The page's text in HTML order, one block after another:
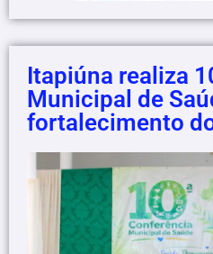
Itapiúna realiza
Municipal de
fortalecimento